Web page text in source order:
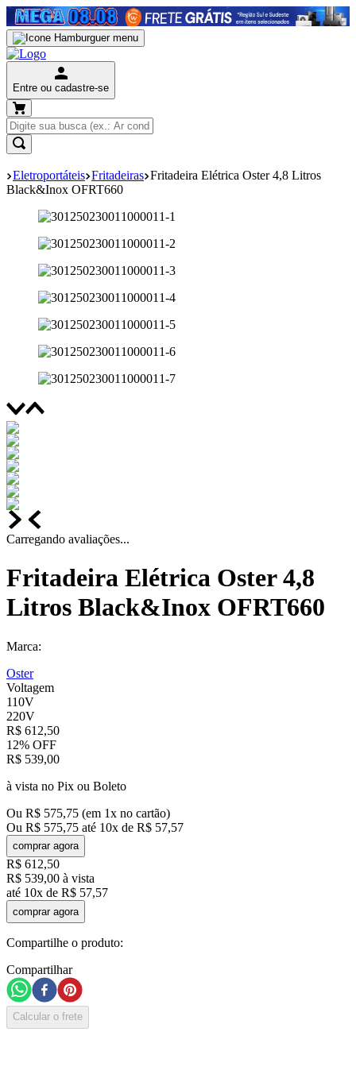
Entre ou cadastre-se
Eletroportáteis Fritadeiras Fritadeira Elétrica Oster 4,8 Litros
Black&Inox OFRT660
Carregando avaliações...
Fritadeira Elétrica Oster 4,8
Litros Black&Inox OFRT660
Marca:
Oster
Voltagem
110V
220V
R$ 612,50
12% OFF
R$ 539,00
à vista no Pix ou Boleto
Ou R$ 575,75 (em 1x no cartão)
Ou R$ 575,75 até 10x de R$ 57,57
comprar agora
R$ 612,50
R$ 539,00 à vista
até 10x de R$ 57,57
comprar agora
Compartilhe o produto:
Compartilhar
Calcular o frete